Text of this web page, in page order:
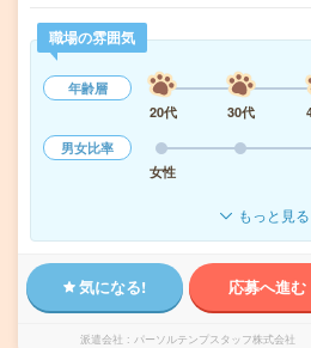
職場の雰囲気
年齢層
20代
30代
男女比率
女性
もっと見る
気になる! 応募へ進む
派遣会社 パーソルテンプスタッフ株式会社